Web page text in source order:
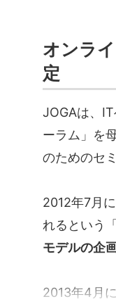
オンラ
定
JOGAは、
ーラム」を
のためのセ
2012年7月
れるという「
モデルの企
2013年4月